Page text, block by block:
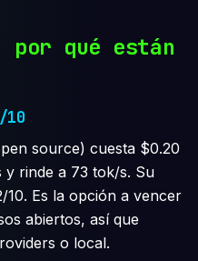
por qué están
source) cuesta $0.20
rinde a 73 tok/s. Su
Es la opción a vencer
abiertos, así que
o local.